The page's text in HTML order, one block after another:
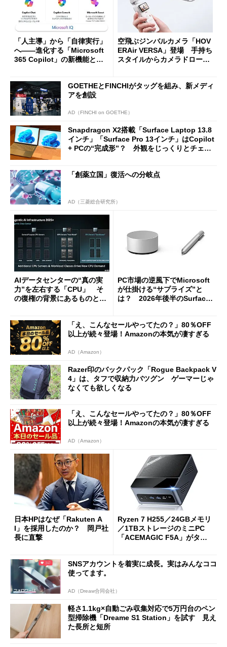
「人主導」から「自律実行」
へ――進化する「Microsoft
365 Copilot」の新機能とエ
空飛ぶジンバルカメラ「HOV
ERAir VERSA」登場 手持ち
スタイルからカメラドローン
GOETHEとFINCHIがタッグを組み、新メディ
アを創設
AD（FINCHI on GOETHE）
Snapdragon X2搭載「Surface Laptop 13.8
インチ」「Surface Pro 13インチ」はCopilot
+ PCの“完成形”？ 外観をじっくりとチェッ
「創薬立国」復活への分岐点
AD（三菱総合研究所）
AIデータセンターの“真の実
力”を左右する「CPU」 そ
の復権の背景にあるものと
PC市場の逆風下でMicrosoft
が仕掛ける“サプライズ”と
は？ 2026年後半のSurface
「え、こんなセールやってたの？」80％OFF
以上が続々登場！Amazonの本気が凄すぎる
AD（Amazon）
Razer印のバックパック「Rogue Backpack V
4」は、タフで収納力バツグン ゲーマーじゃ
なくても欲しくなる
「え、こんなセールやってたの？」80％OFF
以上が続々登場！Amazonの本気が凄すぎる
AD（Amazon）
日本HPはなぜ「Rakuten A
I」を採用したのか？ 岡戸社
長に直撃
Ryzen 7 H255／24GBメモリ
／1TBストレージのミニPC
「ACEMAGIC F5A」がタイ
SNSアカウントを着実に成長。実はみんなココ
使ってます。
AD（Dreaw合同会社）
軽さ1.1kg×自動ごみ収集対応で5万円台のペン
型掃除機「Dreame S1 Station」を試す 見え
た長所と短所